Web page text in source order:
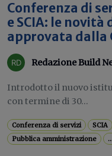
Conferenza di
e SCIA: le
approvata dalla
Redazione Build
Introdotto il nuovo
con termine di 30...
Conferenza di servizi SCIA
Pubblica amministrazione